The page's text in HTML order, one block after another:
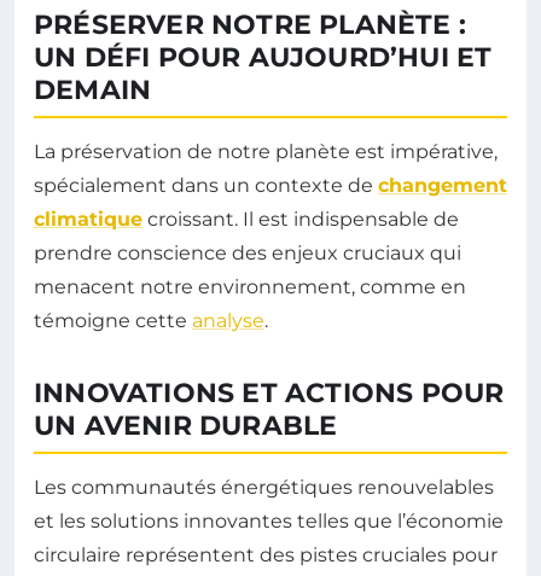
PRÉSERVER NOTRE PLANÈTE :
UN DÉFI POUR AUJOURD’HUI ET
DEMAIN
La préservation de notre planète est impérative,
spécialement dans un contexte de changement
climatique croissant. Il est indispensable de
prendre conscience des enjeux cruciaux qui
menacent notre environnement, comme en
témoigne cette analyse.
INNOVATIONS ET ACTIONS POUR
UN AVENIR DURABLE
Les communautés énergétiques renouvelables
et les solutions innovantes telles que l’économie
circulaire représentent des pistes cruciales pour